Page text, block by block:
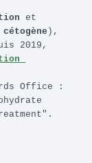
cétogène ),
2019,
Office :